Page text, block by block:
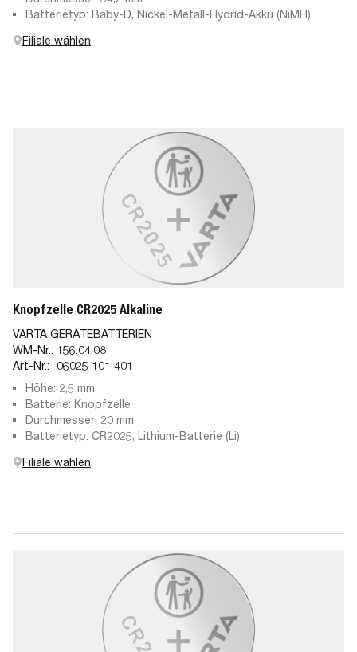
Batterietyp: Baby-D, Nickel-Metall-Hydrid-Akku (NiMH)
Filiale wählen
Knopfzelle CR2025 Alkaline
VARTA GERÄTEBATTERIEN
WM-Nr.: 156.04.08
Art-Nr.:
06025 101 401
Höhe: 2,5 mm
Batterie: Knopfzelle
Durchmesser: 20 mm
Batterietyp: CR2025, Lithium-Batterie (Li)
Filiale wählen